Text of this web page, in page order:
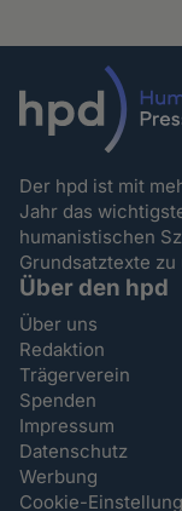
Der hpd ist mit
Jahr das
humanistischen
Grundsatztexte
Über den hpd
Über uns
Redaktion
Trägerverein
Spenden
Impressum
Datenschutz
Werbung
Cookie-